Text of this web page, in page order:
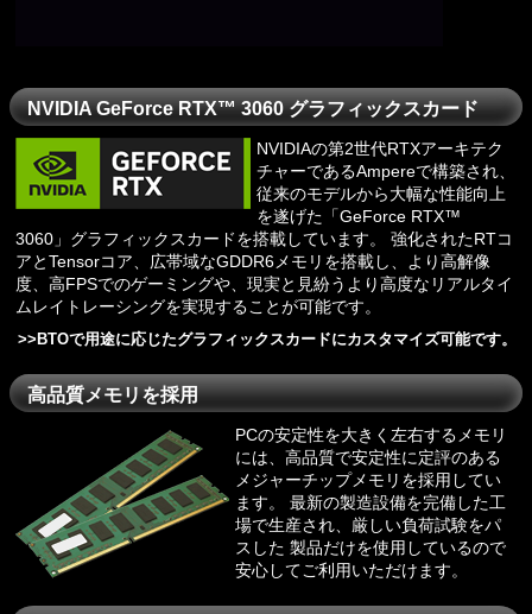
NVIDIA GeForce RTX™ 3060 グラフィックスカード
NVIDIAの第2世代RTXアーキテク
チャーであるAmpereで構築され、
従来のモデルから大幅な性能向上
を遂げた「GeForce RTX™
3060」グラフィックスカードを搭載しています。 強化されたRTコ
アとTensorコア、広帯域なGDDR6メモリを搭載し、より高解像
度、高FPSでのゲーミングや、現実と見紛うより高度なリアルタイ
ムレイトレーシングを実現することが可能です。
>>BTOで用途に応じたグラフィックスカードにカスタマイズ可能です。
高品質メモリを採用
PCの安定性を大きく左右するメモリ
には、高品質で安定性に定評のある
メジャーチップメモリを採用してい
ます。 最新の製造設備を完備した工
場で生産され、厳しい負荷試験をパ
スした 製品だけを使用しているので
安心してご利用いただけます。